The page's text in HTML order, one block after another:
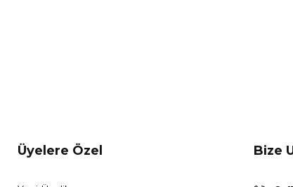
Üyelere Özel Bize